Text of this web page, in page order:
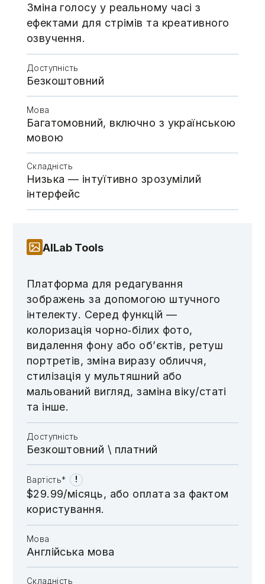
Зміна голосу у реальному часі з
ефектами для стрімів та креативного
озвучення.
Доступність
Безкоштовний
Мова
Багатомовний, включно з українською
мовою
Складність
Низька — інтуїтивно зрозумілий
інтерфейс
AILab Tools
Платформа для редагування
зображень за допомогою штучного
інтелекту. Серед функцій —
колоризація чорно‑білих фото,
видалення фону або об’єктів, ретуш
портретів, зміна виразу обличчя,
стилізація у мультяшний або
мальований вигляд, заміна віку/статі
та інше.
Доступність
Безкоштовний \​​​​ платний
Вартість* !
$29.99/місяць, або оплата за фактом
користування.
Мова
Англійська мова
Складність